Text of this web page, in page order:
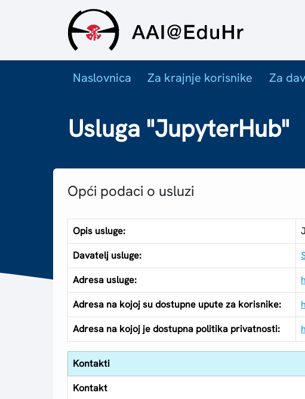
Naslovnica Za krajnje korisnike Za
Usluga "JupyterHub"
Opći podaci o usluzi
Opis usluge:
Davatelj usluge:
Adresa usluge:
Adresa na kojoj su dostupne upute za korisnike:
Adresa na kojoj je dostupna politika privatnosti:
Kontakti
Kontakt